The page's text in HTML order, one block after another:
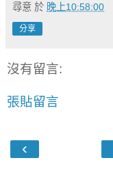
尋意 於 晚上10:58:00
分享
沒有留言:
張貼留言
‹